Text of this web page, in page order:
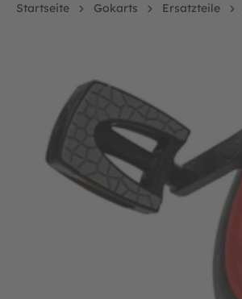
Startseite Gokarts Ersatzteile